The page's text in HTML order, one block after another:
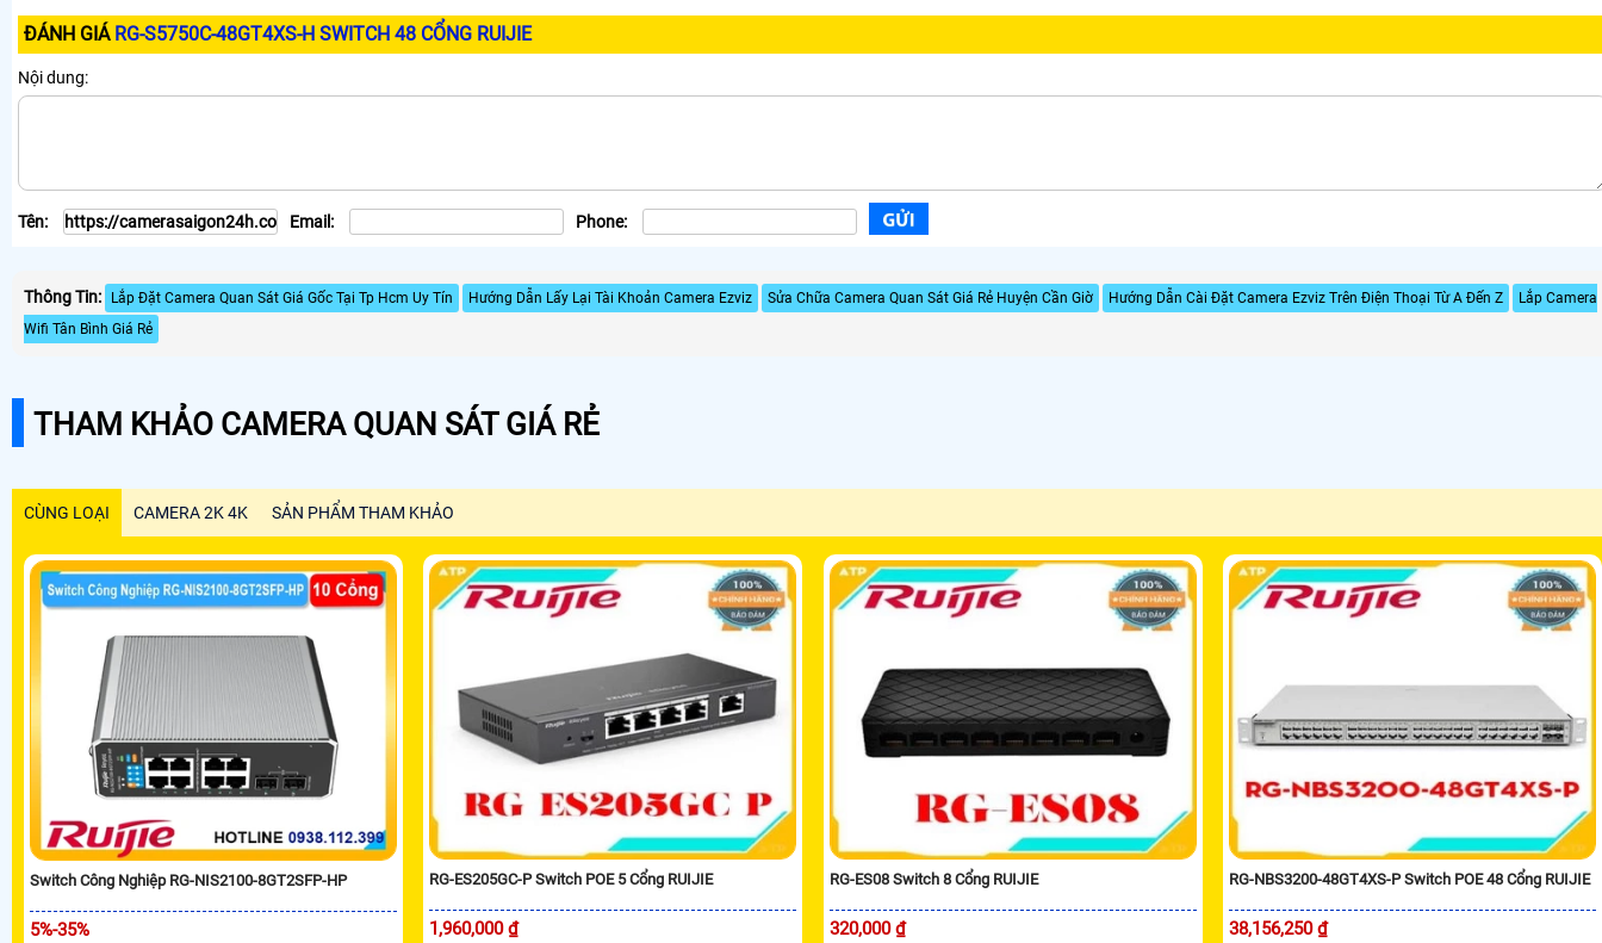
Lắp Camera Wifi Giá Rẻ Chính Hãng
Lắp Camera Công Trình Giá Rẻ
ĐÁNH GIÁ RG-S5750C-48GT4XS-H SWITCH 48 CỔNG RUIJIE
Nội dung:
Tên: Email: Phone:
Thông Tin: Lắp Đặt Camera Quan Sát Giá Gốc Tại Tp Hcm Uy Tín Hướng Dẫn Lấy Lại Tài Khoản Camera Ezviz Sửa Chữa Camera Quan Sát Giá Rẻ Huyện Cần Giờ Hướng Dẫn Cài Đặt Camera Ezviz Trên Điện Thoại Từ A Đến Z
Lắp Camera
Wifi Tân Bình Giá Rẻ
THAM KHẢO CAMERA QUAN SÁT GIÁ RẺ
CÙNG LOẠI CAMERA 2K 4K SẢN PHẨM THAM KHẢO
Switch Công Nghiệp RG-NIS2100-8GT2SFP-HP
5%-35%
RG-ES205GC-P Switch POE 5 Cổng RUIJIE
1,960,000 ₫
RG-ES08 Switch 8 Cổng RUIJIE
320,000 ₫
RG-NBS3200-48GT4XS-P Switch POE 48 Cổng RUIJIE
38,156,250 ₫